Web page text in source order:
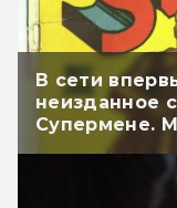
В сети
неизданное
Супермене.